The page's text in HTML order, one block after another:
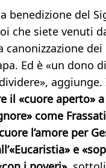
benedizione del
che siete venuti
canonizzazione
Ed è «un dono
aggiunge.
il «cuore aperto»
come
l’amore per
e